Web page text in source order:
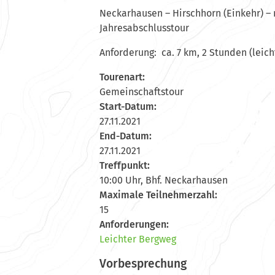
Neckarhausen – Hirschhorn (Einkehr)
Jahresabschlusstour
Anforderung: ca. 7 km, 2 Stunden
Tourenart:
Gemeinschaftstour
Start-Datum:
27.11.2021
End-Datum:
27.11.2021
Treffpunkt:
10:00 Uhr, Bhf. Neckarhausen
Maximale Teilnehmerzahl:
15
Anforderungen:
Leichter Bergweg
Vorbesprechung